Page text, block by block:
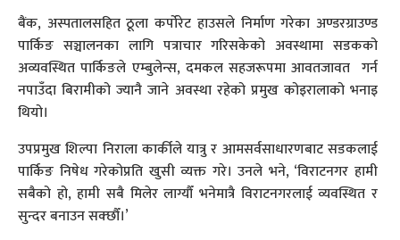
बैंक, अस्पतालसहित ठूला कर्पोरेट हाउसले निर्माण गरेका अण्डरग्राउण्ड
पार्किङ सञ्चालनका लागि पत्राचार गरिसकेको अवस्थामा सडकको
अव्यवस्थित पार्किङले एम्बुलेन्स, दमकल सहजरूपमा आवतजावत गर्न
नपाउँदा बिरामीको ज्यानै जाने अवस्था रहेको प्रमुख कोइरालाको भनाइ
थियो।
उपप्रमुख शिल्पा निराला कार्कीले यात्रु र आमसर्वसाधारणबाट सडकलाई
पार्किङ निषेध गरेकोप्रति खुसी व्यक्त गरे। उनले भने, ‘विराटनगर हामी
सबैको हो, हामी सबै मिलेर लाग्यौँ भनेमात्रै विराटनगरलाई व्यवस्थित र
सुन्दर बनाउन सक्छौँ।’